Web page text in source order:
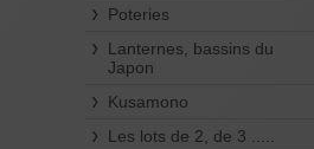
Poteries
Lanternes, bassins du
Japon
Kusamono
Les lots de 2, de 3 .....